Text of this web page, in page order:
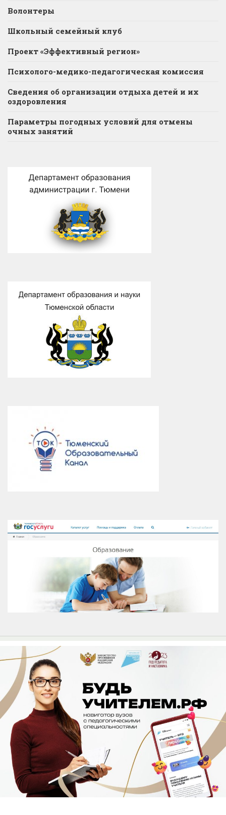
Волонтеры
Школьный семейный клуб
Проект «Эффективный регион»
Психолого-медико-педагогическая комиссия
Сведения об организации отдыха детей и их
оздоровления
Параметры погодных условий для отмены
очных занятий